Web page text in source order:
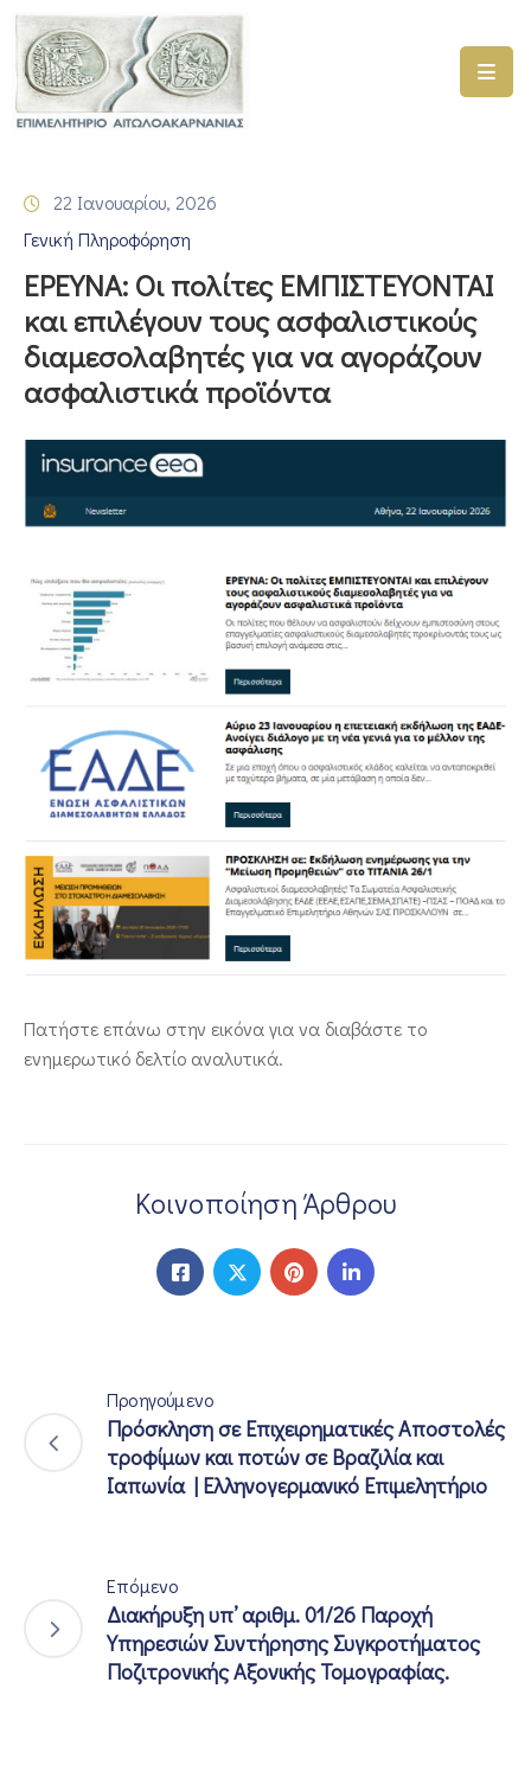
ΑΡΧΙΚΗ
ΓΕΜΗ
–
ΠΡΟΓΡΑΜΜΑΤΑ
ΕΠΙΜΕΛΗΤΗΡΙΟΥ
ΣΥΜΜΕΤΟΧΗ
ΕΤΑΙΡΕΙΕΣ
ΕΠΙΚΑΙΡΟΤΗΤΑ
22 Ιανουαρίου, 2026
Γενική Πληροφόρηση
ΕΡΕΥΝΑ: Οι πολίτες ΕΜΠΙΣΤΕΥΟΝΤΑΙ
και επιλέγουν τους ασφαλιστικούς
διαμεσολαβητές για να αγοράζουν
ασφαλιστικά προϊόντα
Πατήστε επάνω στην εικόνα για να διαβάστε το
ενημερωτικό δελτίο αναλυτικά.
Κοινοποίηση Άρθρου
Προηγούμενο
Πρόσκληση σε Επιχειρηματικές Αποστολές
τροφίμων και ποτών σε Βραζιλία και
Ιαπωνία | Ελληνογερμανικό Επιμελητήριο
Επόμενο
Διακήρυξη υπ’ αριθμ. 01/26 Παροχή
Υπηρεσιών Συντήρησης Συγκροτήματος
Ποζιτρονικής Αξονικής Τομογραφίας.